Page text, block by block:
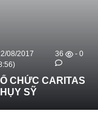
08/2017
36 - 0
CHỨC CARITAS
SỸ